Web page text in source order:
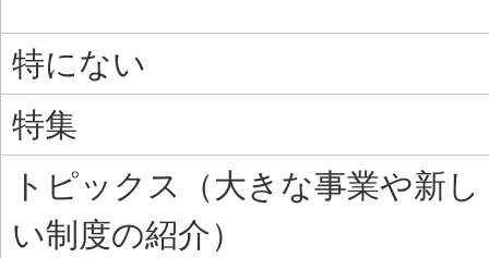
特にない
特集
トピックス（大きな事業や新し
い制度の紹介）